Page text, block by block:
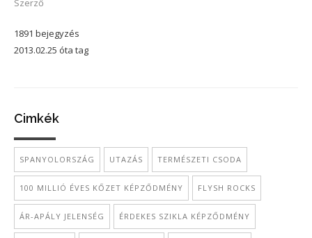
1891 bejegyzés
2013.02.25 óta tag
Cimkék
SPANYOLORSZÁG UTAZÁS TERMÉSZETI CSODA
100 MILLIÓ ÉVES KŐZET KÉPZŐDMÉNY FLYSH ROCKS
ÁR-APÁLY JELENSÉG ÉRDEKES SZIKLA KÉPZŐDMÉNY